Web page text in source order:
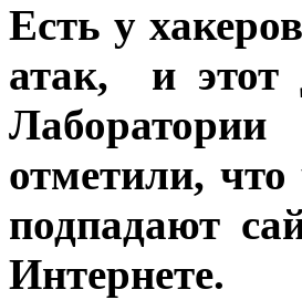
Есть у
атак, и этот
отметили,
подпадают
Интернете.